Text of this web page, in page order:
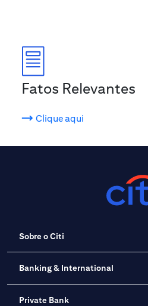
Fatos Relevantes
Clique aqui
Sobre o Citi
Banking & International
Private Bank